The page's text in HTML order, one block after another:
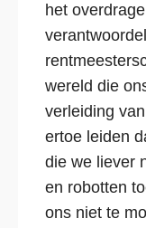
het
wereld die
verleiding
ertoe leiden
die we liever
en robotten
ons niet te